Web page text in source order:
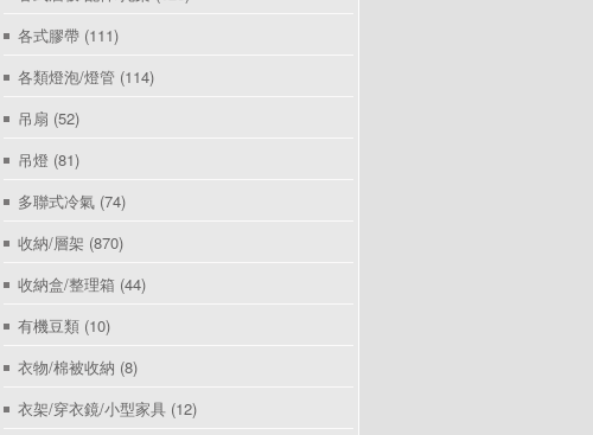
各式膠帶 (111)
各類燈泡/燈管 (114)
吊扇 (52)
吊燈 (81)
多聯式冷氣 (74)
收納/層架 (870)
收納盒/整理箱 (44)
有機豆類 (10)
衣物/棉被收納 (8)
衣架/穿衣鏡/小型家具 (12)